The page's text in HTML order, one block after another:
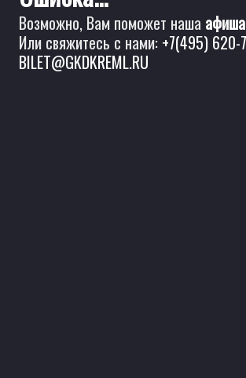
Возможно, Вам поможет наша афиша
Или свяжитесь с нами: +7(495) 620-
BILET@GKDKREML.RU